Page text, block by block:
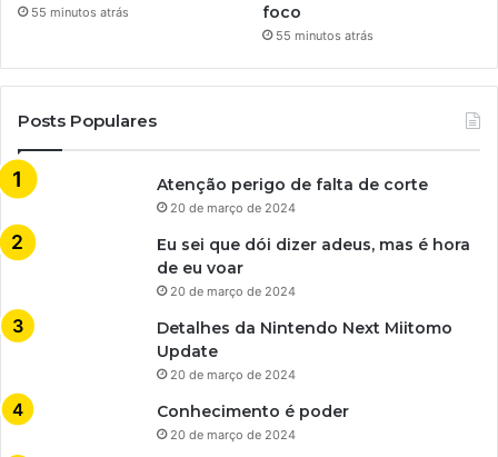
55 minutos atrás
foco
55 minutos atrás
Posts Populares
Atenção perigo de falta de corte
20 de março de 2024
Eu sei que dói dizer adeus, mas é hora
de eu voar
20 de março de 2024
Detalhes da Nintendo Next Miitomo
Update
20 de março de 2024
Conhecimento é poder
20 de março de 2024